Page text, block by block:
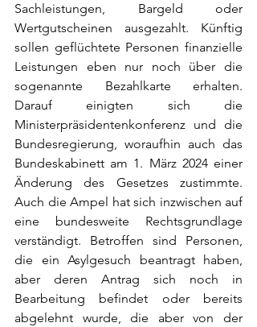
Sachleistungen, Bargeld oder
Wertgutscheinen ausgezahlt. Künftig
sollen geflüchtete Personen finanzielle
Leistungen eben nur noch über die
sogenannte Bezahlkarte erhalten.
Darauf einigten sich die
Ministerpräsidentenkonferenz und die
Bundesregierung, woraufhin auch das
Bundeskabinett am 1. März 2024 einer
Änderung des Gesetzes zustimmte.
Auch die Ampel hat sich inzwischen auf
eine bundesweite Rechtsgrundlage
verständigt. Betroffen sind Personen,
die ein Asylgesuch beantragt haben,
aber deren Antrag sich noch in
Bearbeitung befindet oder bereits
abgelehnt wurde, die aber von der